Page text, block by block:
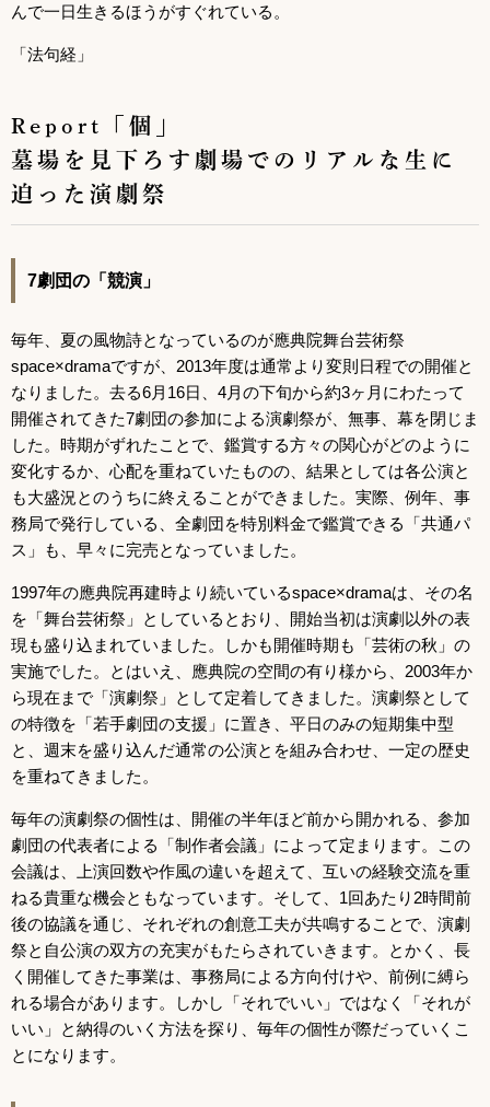
んで一日生きるほうがすぐれている。
「法句経」
Report「個」
墓場を見下ろす劇場でのリアルな生に
迫った演劇祭
7劇団の「競演」
毎年、夏の風物詩となっているのが應典院舞台芸術祭
space×dramaですが、2013年度は通常より変則日程での開催と
なりました。去る6月16日、4月の下旬から約3ヶ月にわたって
開催されてきた7劇団の参加による演劇祭が、無事、幕を閉じま
した。時期がずれたことで、鑑賞する方々の関心がどのように
変化するか、心配を重ねていたものの、結果としては各公演と
も大盛況とのうちに終えることができました。実際、例年、事
務局で発行している、全劇団を特別料金で鑑賞できる「共通パ
ス」も、早々に完売となっていました。
1997年の應典院再建時より続いているspace×dramaは、その名
を「舞台芸術祭」としているとおり、開始当初は演劇以外の表
現も盛り込まれていました。しかも開催時期も「芸術の秋」の
実施でした。とはいえ、應典院の空間の有り様から、2003年か
ら現在まで「演劇祭」として定着してきました。演劇祭として
の特徴を「若手劇団の支援」に置き、平日のみの短期集中型
と、週末を盛り込んだ通常の公演とを組み合わせ、一定の歴史
を重ねてきました。
毎年の演劇祭の個性は、開催の半年ほど前から開かれる、参加
劇団の代表者による「制作者会議」によって定まります。この
会議は、上演回数や作風の違いを超えて、互いの経験交流を重
ねる貴重な機会ともなっています。そして、1回あたり2時間前
後の協議を通じ、それぞれの創意工夫が共鳴することで、演劇
祭と自公演の双方の充実がもたらされていきます。とかく、長
く開催してきた事業は、事務局による方向付けや、前例に縛ら
れる場合があります。しかし「それでいい」ではなく「それが
いい」と納得のいく方法を探り、毎年の個性が際だっていくこ
とになります。